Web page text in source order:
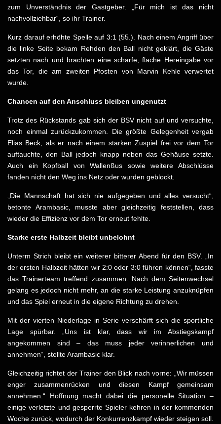
zum Unverständnis der Gastgeber. „Für mich ist das nicht
nachvollziehbar“, so ihr Trainer.
Kurz darauf erhöhte Spelle auf 3:1 (55.). Nach einem Angriff über
die linke Seite bekam Rehden den Ball nicht geklärt, die Gäste
setzten nach und brachten eine scharfe, flache Hereingabe vor
das Tor, die am zweiten Pfosten von Marvin Kehle verwertet
wurde.
Chancen auf den Anschluss bleiben ungenutzt
Trotz des Rückstands gab sich der BSV nicht auf und versuchte,
noch einmal zurückzukommen. Die größte Gelegenheit vergab
Elias Beck, als er nach einem starken Zuspiel frei vor dem Tor
auftauchte, den Ball jedoch knapp neben das Gehäuse setzte.
Auch ein Kopfball von Wallenßus sowie weitere Abschlüsse
fanden nicht den Weg ins Netz oder wurden geblockt.
„Die Mannschaft hat sich nie aufgegeben und alles versucht“,
betonte Arambasic, musste aber gleichzeitig feststellen, dass
wieder die Effizienz vor dem Tor erneut fehlte.
Starke erste Halbzeit bleibt unbelohnt
Unterm Strich bleibt ein weiterer bitterer Abend für den BSV. „In
der ersten Halbzeit hätten wir 2:0 oder 3:0 führen können“, fasste
das Trainerteam treffend zusammen. Nach dem Seitenwechsel
gelang es jedoch nicht mehr, an die starke Leistung anzuknüpfen
und das Spiel erneut in die eigene Richtung zu drehen.
Mit der vierten Niederlage in Serie verschärft sich die sportliche
Lage spürbar. „Uns ist klar, dass wir im Abstiegskampf
angekommen sind – das muss jeder verinnerlichen und
annehmen“, stellte Arambasic klar.
Gleichzeitig richtet der Trainer den Blick nach vorne: „Wir müssen
enger zusammenrücken und diesen Kampf gemeinsam
annehmen.“ Hoffnung macht dabei die personelle Situation –
einige verletzte und gesperrte Spieler kehren in der kommenden
Woche zurück, wodurch der Konkurrenzkampf wieder steigen soll.